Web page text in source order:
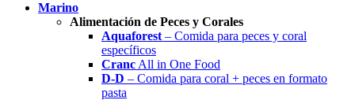
Marino
Alimentación de Peces y Corales
Aquaforest – Comida para peces y coral
específicos
Cranc All in One Food
D-D – Comida para coral + peces en formato
pasta